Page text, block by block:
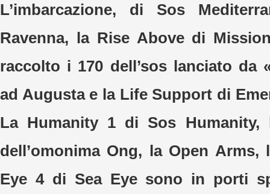
L’imbarcazione, di Sos
Ravenna, la Rise Above di
raccolto i 170 dell’sos lanciato da
ad Augusta e la Life Support di
La Humanity 1 di Sos Humanity,
dell’omonima Ong, la Open Arms,
Eye 4 di Sea Eye sono in porti